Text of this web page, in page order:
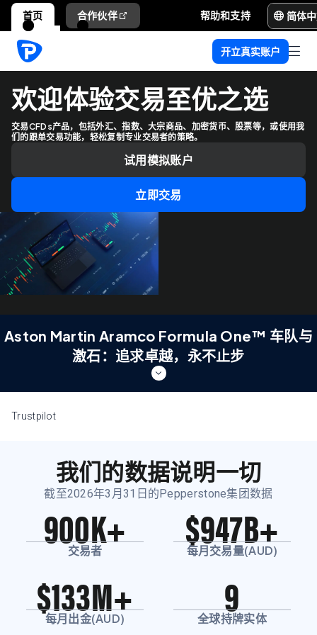
首页 合作伙伴 帮助和支持 简体
开立真实账户
欢迎体验交易至优之选
交易CFDs产品，包括外汇、指数、大宗商品、加密货币、股票等，或使用我
们的跟单交易功能，轻松复制专业交易者的策略。
试用模拟账户
立即交易
Aston Martin Aramco Formula One™ 车队与
激石：追求卓越，永不止步
One™ 车队与 激石：追求卓越，永不
两大世界顶尖团队。一份对进步的共同执着。探索这段立足于巅峰
表现的合作——于赛道，亦于市场。
因为追求卓越，永不止步。
了解更多
Trustpilot
我们的数据说明一切
截至2026年3月31日的Pepperstone集团数据
900K+
交易者 $947B+
每月交易量(AUD)
$133M+
每月出金(AUD) 9
全球持牌实体